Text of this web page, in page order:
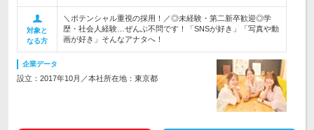
対象と
なる方
＼ポテンシャル重視の採用！／◎未経験・第二新卒歓迎◎学
歴・社会人経験…ぜんぶ不問です！「SNSが好き」「写真や動
画が好き」そんなアナタへ！
企業データ
設立：2017年10月／本社所在地：東京都